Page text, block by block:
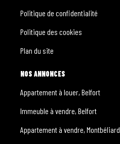
Politique de confidentialité
Politique des cookies
Plan du site
NOS ANNONCES
Appartement à louer, Belfort
Immeuble à vendre, Belfort
Appartement à vendre, Montbéliard